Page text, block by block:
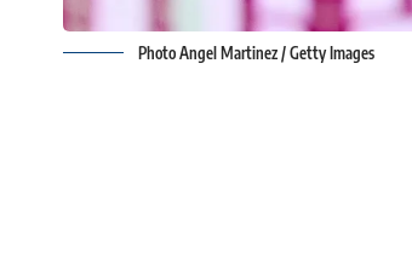
Photo Angel Martinez / Getty Images